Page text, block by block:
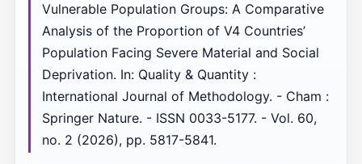
Vulnerable Population Groups: A Comparative
Analysis of the Proportion of V4 Countries’
Population Facing Severe Material and Social
Deprivation. In: Quality & Quantity :
International Journal of Methodology. - Cham :
Springer Nature. - ISSN 0033-5177. - Vol. 60,
no. 2 (2026), pp. 5817-5841.